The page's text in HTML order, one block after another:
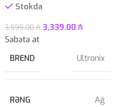
Stokda
3,599.00₼ 3,339.00 ₼
Səbətə at
BREND
Ultronix
RƏNG Ağ